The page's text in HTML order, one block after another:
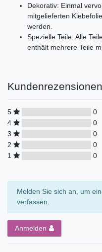
Dekorativ: Einmal
mitgelieferten
werden.
Spezielle Teile: Alle
enthält mehrere Teile
Kundenrezensionen
5
0
4
0
3
0
2
0
1
0
Melden Sie sich an, um
verfassen.
Anmelden